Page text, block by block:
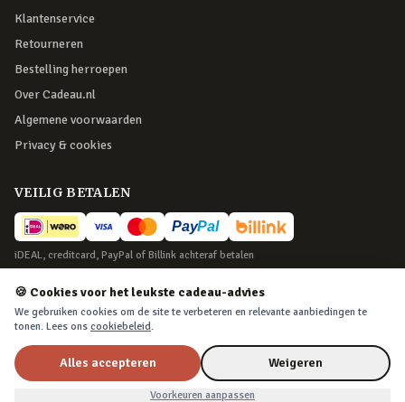
Drumstok Pennen – Blauw
Klantenservice
Retourneren
Bestelling herroepen
Over Cadeau.nl
Algemene voorwaarden
Privacy & cookies
VEILIG BETALEN
iDEAL, creditcard, PayPal of Billink achteraf betalen
BEZORGING
Voor 22:45 besteld, morgen in huis. Tot 365 dagen retourneren.
©2026Cadeau.nl — Alle rechten voorbehouden
Privacy & cookies·Cookievoorkeuren
🍪 Cookies voor het leukste cadeau-advies
We gebruiken cookies om de site te verbeteren en relevante aanbiedingen te
tonen. Lees ons cookiebeleid.
Alles accepteren Weigeren
Voorkeuren aanpassen